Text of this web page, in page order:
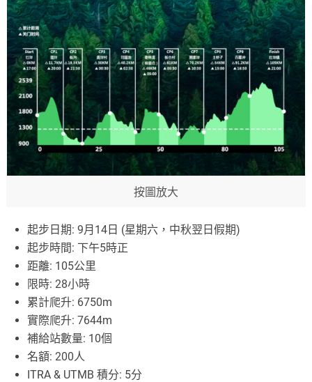
按圖放大
起步日期: 9月14日 (星期六，中秋翌日假期)
起步時間: 下午5時正
距離: 105公里
限時: 28小時
累計爬升: 6750m
實際爬升: 7644m
補給站數量: 10個
名額: 200人
ITRA & UTMB 積分: 5分